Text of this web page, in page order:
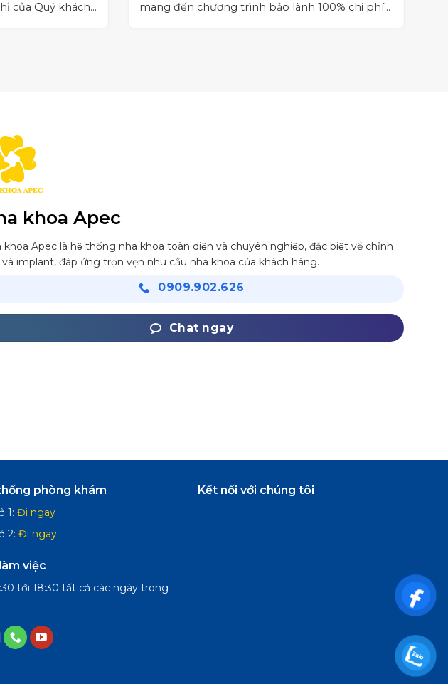
của Quý khách
mang đến chương trình bảo lãnh 100% chi phí
khoa Apec
khoa Apec là hệ thống nha khoa toàn diện và chuyên nghiệp, đặc biệt về chỉnh
và implant, đáp ứng trọn vẹn nhu cầu nha khoa của khách hàng.
0909.902.626
Chat ngay
phòng khám
1: Đi ngay
2: Đi ngay
việc
tới 18:30 tất cả các ngày trong
Kết nối với chúng tôi